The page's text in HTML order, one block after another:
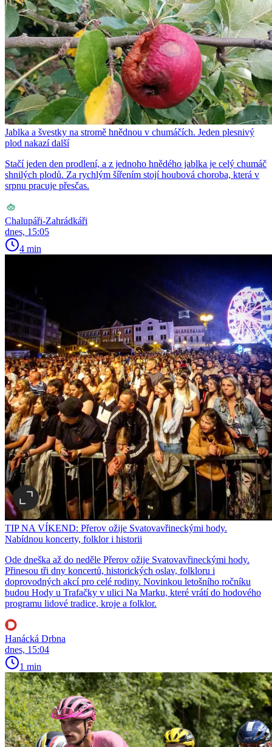
Jablka a švestky na stromě hnědnou v chumáčích. Jeden plesnivý
plod nakazí další
Stačí jeden den prodlení, a z jednoho hnědého jablka je celý chumáč
shnilých plodů. Za rychlým šířením stojí houbová choroba, která v
srpnu pracuje přesčas.
Chalupáři-Zahrádkáři
dnes, 15:05
4 min
TIP NA VÍKEND: Přerov ožije Svatovavřineckými hody.
Nabídnou koncerty, folklor i historii
Ode dneška až do neděle Přerov ožije Svatovavřineckými hody.
Přinesou tři dny koncertů, historických oslav, folkloru i
doprovodných akcí pro celé rodiny. Novinkou letošního ročníku
budou Hody u Trafačky v ulici Na Marku, které vrátí do hodového
programu lidové tradice, kroje a folklor.
Hanácká Drbna
dnes, 15:04
1 min